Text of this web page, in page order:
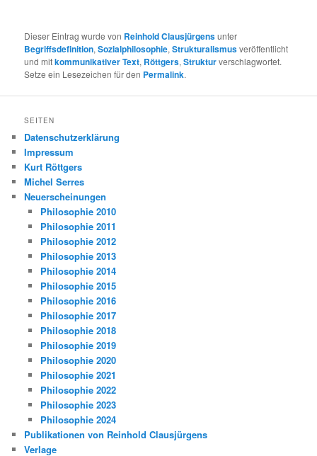
Dieser Eintrag wurde von Reinhold Clausjürgensunter
Begriffsdefinition,Sozialphilosophie,Strukturalismusveröffentlicht
und mitkommunikativer Text, Röttgers,Strukturverschlagwortet.
Setze ein Lesezeichen für den Permalink.
SEITEN
Datenschutzerklärung
Impressum
Kurt Röttgers
Michel Serres
Neuerscheinungen
Philosophie 2010
Philosophie 2011
Philosophie 2012
Philosophie 2013
Philosophie 2014
Philosophie 2015
Philosophie 2016
Philosophie 2017
Philosophie 2018
Philosophie 2019
Philosophie 2020
Philosophie 2021
Philosophie 2022
Philosophie 2023
Philosophie 2024
Publikationen von Reinhold Clausjürgens
Verlage